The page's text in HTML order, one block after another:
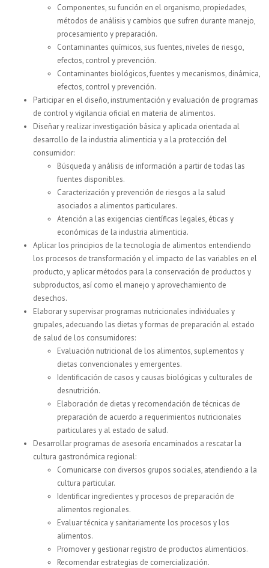
Componentes, su función en el organismo, propiedades,
métodos de análisis y cambios que sufren durante manejo,
procesamiento y preparación.
Contaminantes químicos, sus fuentes, niveles de riesgo,
efectos, control y prevención.
Contaminantes biológicos, fuentes y mecanismos, dinámica,
efectos, control y prevención.
Participar en el diseño, instrumentación y evaluación de programas
de control y vigilancia oficial en materia de alimentos.
Diseñar y realizar investigación básica y aplicada orientada al
desarrollo de la industria alimenticia y a la protección del
consumidor:
Búsqueda y análisis de información a partir de todas las
fuentes disponibles.
Caracterización y prevención de riesgos a la salud
asociados a alimentos particulares.
Atención a las exigencias científicas legales, éticas y
económicas de la industria alimenticia.
Aplicar los principios de la tecnología de alimentos entendiendo
los procesos de transformación y el impacto de las variables en el
producto, y aplicar métodos para la conservación de productos y
subproductos, así como el manejo y aprovechamiento de
desechos.
Elaborar y supervisar programas nutricionales individuales y
grupales, adecuando las dietas y formas de preparación al estado
de salud de los consumidores:
Evaluación nutricional de los alimentos, suplementos y
dietas convencionales y emergentes.
Identificación de casos y causas biológicas y culturales de
desnutrición.
Elaboración de dietas y recomendación de técnicas de
preparación de acuerdo a requerimientos nutricionales
particulares y al estado de salud.
Desarrollar programas de asesoría encaminados a rescatar la
cultura gastronómica regional:
Comunicarse con diversos grupos sociales, atendiendo a la
cultura particular.
Identificar ingredientes y procesos de preparación de
alimentos regionales.
Evaluar técnica y sanitariamente los procesos y los
alimentos.
Promover y gestionar registro de productos alimenticios.
Recomendar estrategias de comercialización.